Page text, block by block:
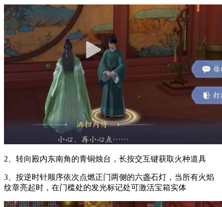
2、转向殿内东南角的青铜烛台，长按交互键获取火种道具
3、按逆时针顺序依次点燃正门两侧的六盏石灯，当所有火焰
纹章亮起时，在门槛处的发光标记处可激活宝箱实体